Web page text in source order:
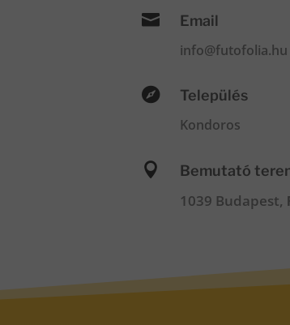
 Email
info@futofolia.hu
 Település
Kondoros
 Bemutató
1039 Budapest,